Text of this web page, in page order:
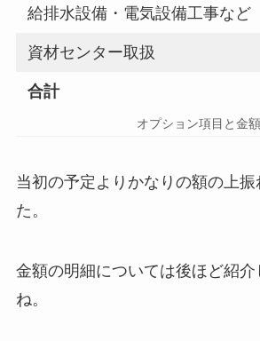
給排水設備・電気設備工事など
資材センター取扱
合計
オプション項目と金額
当初の予定よりかなりの額の上振
た。
金額の明細については後ほど紹介
ね。